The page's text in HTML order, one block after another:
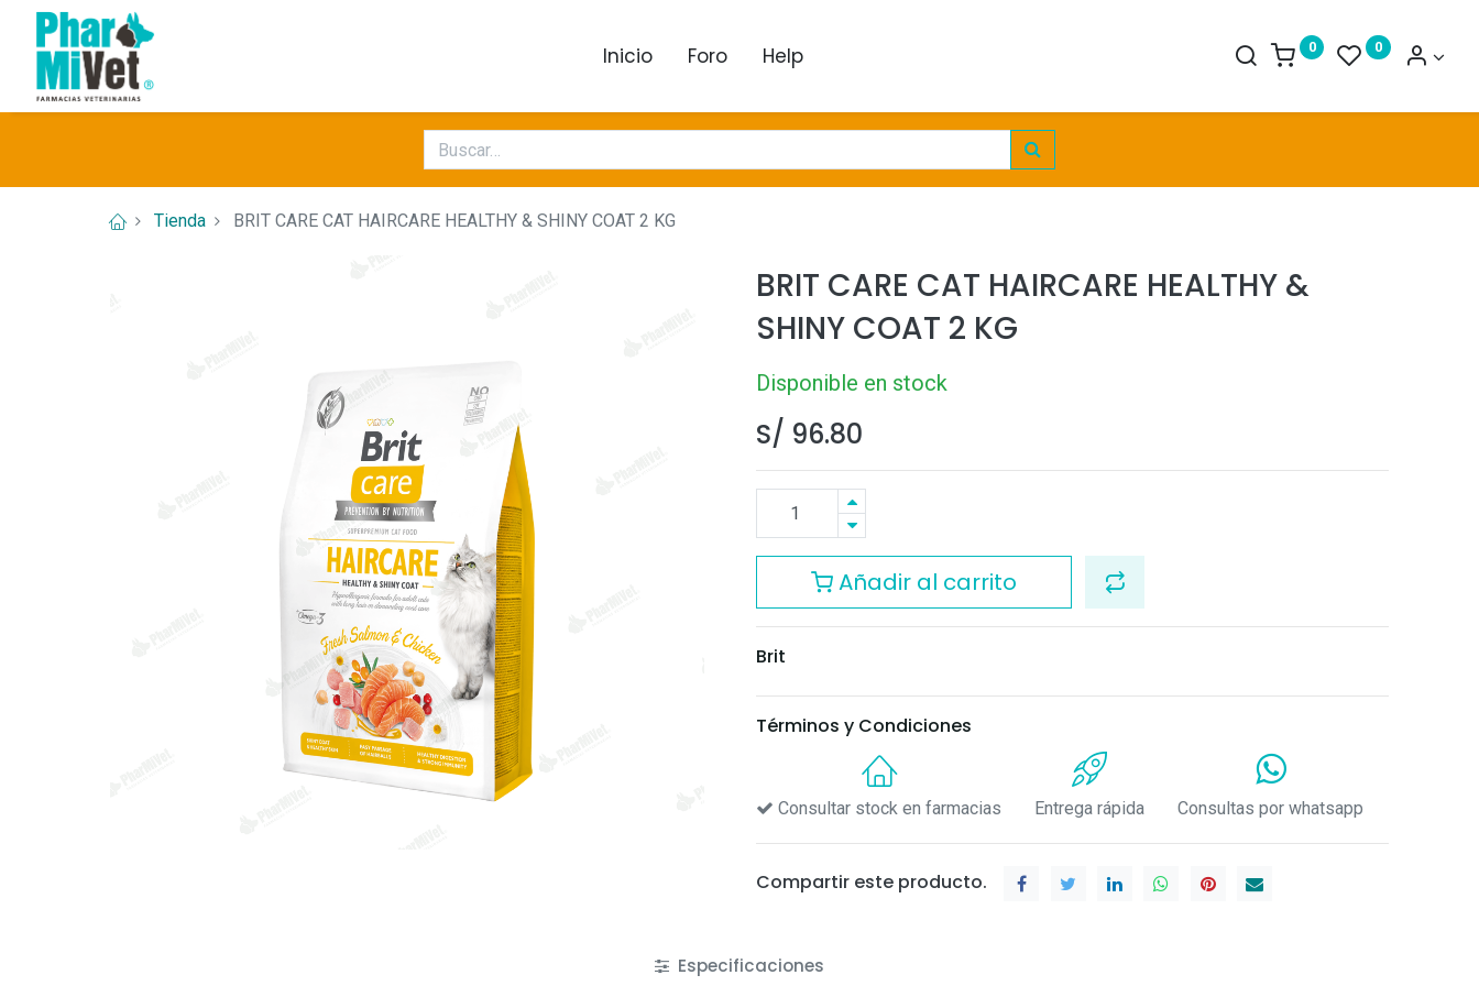
Inicio Foro Help 0 0
Tienda BRIT CARE CAT HAIRCARE HEALTHY & SHINY COAT 2 KG
BRIT CARE CAT HAIRCARE HEALTHY &
SHINY COAT 2 KG
Disponible en stock
S/ 96.80
Añadir al carrito
Brit
Términos y Condiciones
Consultar stock en farmacias Entrega rápida Consultas por whatsapp
Compartir este producto.
Especificaciones